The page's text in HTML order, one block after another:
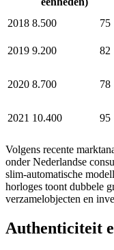
2018 8.500 75
2019 9.200 82
2020 8.700 78
2021 10.400 95
Volgens recente
onder Nederlandse
slim-automatische
horloges toont dubbele
verzamelobjecten en
Authenticiteit